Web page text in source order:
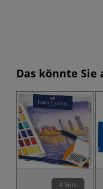
Das könnte
4 Sets